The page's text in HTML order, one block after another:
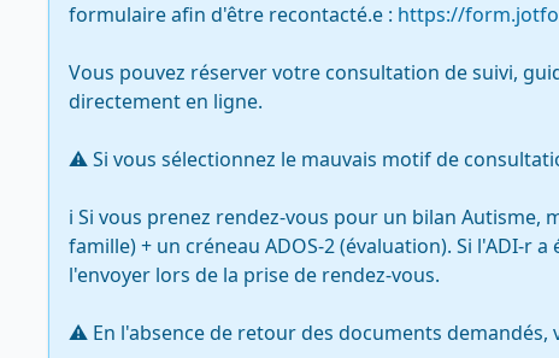
formulaire afin d'être recontacté.e : https://
Vous pouvez réserver votre consultation de suivi,
directement en ligne.
⚠️ Si vous sélectionnez le mauvais motif de
ℹ️ Si vous prenez rendez-vous pour un bilan
famille) + un créneau ADOS-2 (évaluation). Si l'ADI-r
l'envoyer lors de la prise de rendez-vous.
⚠️ En l'absence de retour des documents demandés,